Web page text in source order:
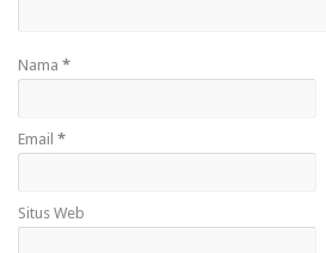
Nama *
Email *
Situs Web